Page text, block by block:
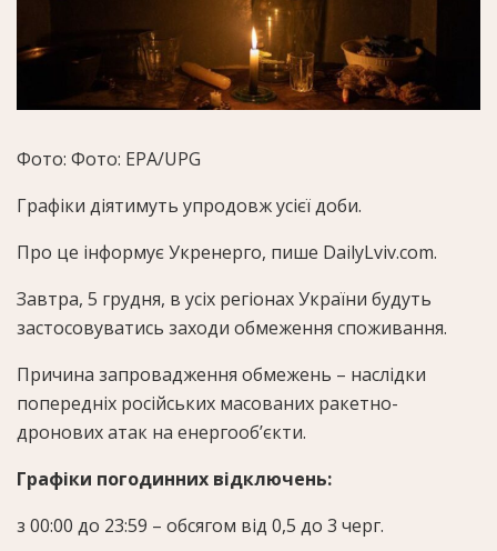
Фото: Фото: EPA/UPG
Графіки діятимуть упродовж усієї доби.
Про це інформує Укренерго, пише DailyLviv.com.
Завтра, 5 грудня, в усіх регіонах України будуть
застосовуватись заходи обмеження споживання.
Причина запровадження обмежень – наслідки
попередніх російських масованих ракетно-
дронових атак на енергооб’єкти.
Графіки погодинних відключень:
з 00:00 до 23:59 – обсягом від 0,5 до 3 черг.